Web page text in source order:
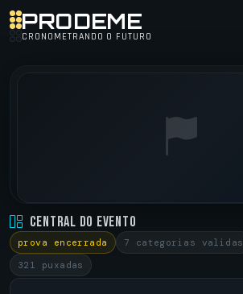
PRODEME
CRONOMETRANDO O FUTURO
BATATAIS STREET RACING • 2018.1
BATATAIS - SP • 20/05/2018
Central do Evento
prova encerrada 7 categorias validas
321 puxadas